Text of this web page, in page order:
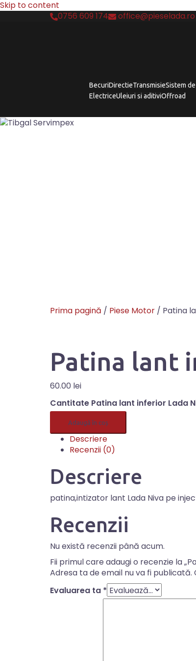
Skip to content
0756 609 174
office@pieselada.ro
BecuriDirectieTransmisieSistem
ElectriceUleiuri si aditiviOffroad
Prima pagină / Piese Motor / Patina
Patina lant
60.00 lei
Cantitate Patina lant inferior Lada
Adaugă în coș
Descriere
Recenzii (0)
Descriere
patina,intizator lant Lada Niva pe
Recenzii
Nu există recenzii până acum.
Fii primul care adaugi o recenzie la
Adresa ta de email nu va fi publicată.
Evaluarea ta *